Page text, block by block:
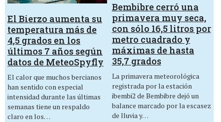
El Bierzo aumenta su
temperatura más de
4,5 grados en los
últimos 7 años según
datos de MeteoSpyfly
El calor que muchos bercianos
han sentido con especial
intensidad durante las últimas
semanas tiene un respaldo
claro en los…
Bembibre cerró una
primavera muy seca,
con sólo 16,5 litros por
metro cuadrado y
máximas de hasta
35,7 grados
La primavera meteorológica
registrada por la estación
ibembi2 de Bembibre dejó un
balance marcado por la escasez
de lluvia y…